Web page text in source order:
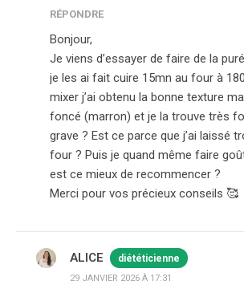
RÉPONDRE
Bonjour,
Je viens d’essayer de faire de la
je les ai fait cuire 15mn au four à
mixer j’ai obtenu la bonne texture
foncé (marron) et je la trouve très
grave ? Est ce parce que j’ai laissé
four ? Puis je quand même faire
est ce mieux de recommencer ?
Merci pour vos précieux conseils 🥰
ALICE diététicienne
29 JANVIER 2026 À 17:31